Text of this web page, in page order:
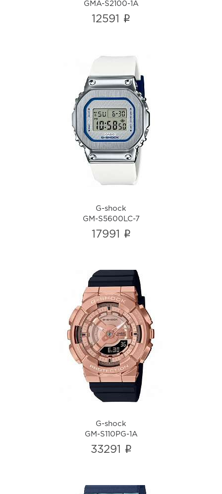
GMA-S2100-1A
12591 i
G-shock
GM-S5600LC-7
i
G-shock
GM-S5600LC-7
17991 i
G-shock
GM-S110PG-1A
i
G-shock
GM-S110PG-1A
33291 i